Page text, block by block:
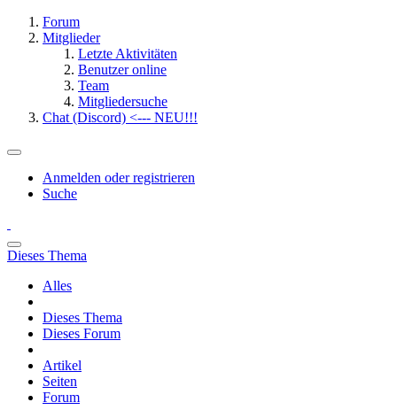
Forum
Mitglieder
Letzte Aktivitäten
Benutzer online
Team
Mitgliedersuche
Chat (Discord) <--- NEU!!!
Anmelden oder registrieren
Suche
Dieses Thema
Alles
Dieses Thema
Dieses Forum
Artikel
Seiten
Forum